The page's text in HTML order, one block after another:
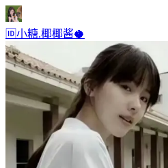
🆔小糖.椰椰酱🥥